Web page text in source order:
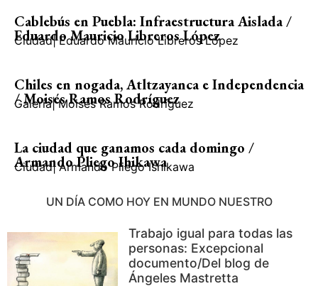
Cablebús en Puebla: Infraestructura Aislada /
Eduardo Mauricio Libreros López
Ciudad| Eduardo Mauricio Libreros López
Chiles en nogada, Atltzayanca e Independencia
/ Moisés Ramos Rodríguez
Galería| Moisés Ramos Rodríguez
La ciudad que ganamos cada domingo /
Armando Pliego Ihikawa
Ciudad| Armando Pliego Ishikawa
UN DÍA COMO HOY EN MUNDO NUESTRO
Trabajo igual para todas las
personas: Excepcional
documento/Del blog de
Ángeles Mastretta